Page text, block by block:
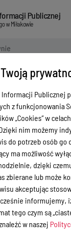
Rady Miejskiej w
Urzędu
Publicznej
w Miłakowie
MPZP - MPZP
miejscowego planu zagospodarowania przestrzennego dla działki o nr ew. 65/1 w obrębie Stare
dowody osobiste,
Publicznej
z funkcjonowania
„Cookies” w
nim możemy
do potrzeb osób go
ma możliwość
dzięki
zbierane lub może
akceptując
informujemy,
tego czym są
w naszej